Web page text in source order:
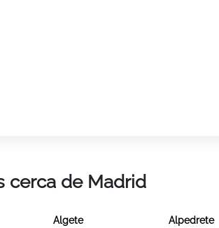
cerca de Madrid
Algete
Alpedrete